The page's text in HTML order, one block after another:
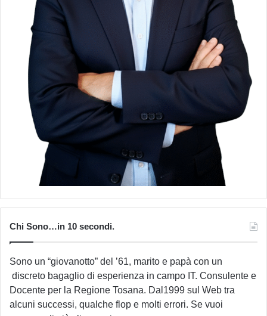
Chi Sono…in 10 secondi.
Sono un “giovanotto” del ’61, marito e papà con un
discreto bagaglio di esperienza in campo IT. Consulente e
Docente per la Regione Tosana. Dal1999 sul Web tra
alcuni successi, qualche flop e molti errori. Se vuoi